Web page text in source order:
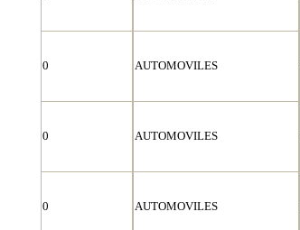
0 AUTOMOVILES
0 AUTOMOVILES
0 AUTOMOVILES